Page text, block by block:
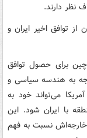
توافق اخیر ایران و
برای حصول توافق
به هندسه سیاسی و
می‌تواند خود به
با ایران شود. این
خارجه‌اش نسبت به فهم